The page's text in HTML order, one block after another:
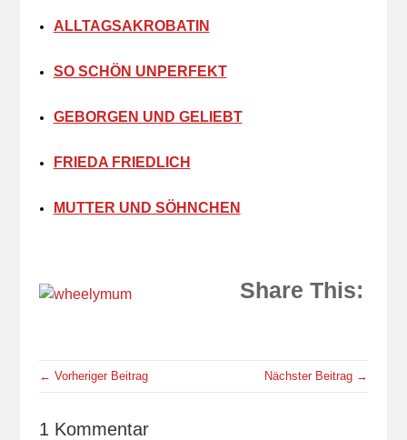
ALLTAGSAKROBATIN
SO SCHÖN UNPERFEKT
GEBORGEN UND GELIEBT
FRIEDA FRIEDLICH
MUTTER UND SÖHNCHEN
Share This:
← Vorheriger Beitrag Nächster Beitrag →
1 Kommentar